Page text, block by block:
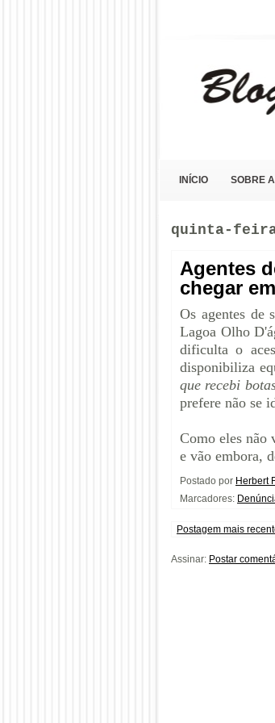
INÍCIO SOBRE
quinta-
Agentes
chegar
Os agentes de
Lagoa Olho
dificulta o
disponibiliza
que recebi
prefere não se
Como eles não
e vão embora,
Postado por Herbert
Marcadores:
Postagem mais
Assinar: Postar